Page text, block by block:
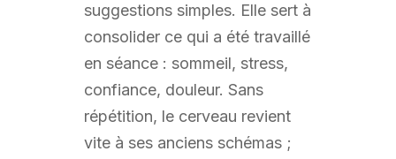
suggestions simples. Elle sert à
consolider ce qui a été travaillé
en séance : sommeil, stress,
confiance, douleur. Sans
répétition, le cerveau revient
vite à ses anciens schémas ;